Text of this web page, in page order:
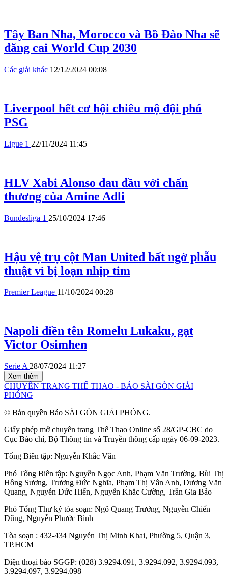
Tây Ban Nha, Morocco và Bồ Đào Nha sẽ
đăng cai World Cup 2030
Các giải khác 12/12/2024 00:08
Liverpool hết cơ hội chiêu mộ đội phó
PSG
Ligue 1 22/11/2024 11:45
HLV Xabi Alonso đau đầu với chấn
thương của Amine Adli
Bundesliga 1 25/10/2024 17:46
Hậu vệ trụ cột Man United bất ngờ phẫu
thuật vì bị loạn nhịp tim
Premier League 11/10/2024 00:28
Napoli điền tên Romelu Lukaku, gạt
Victor Osimhen
Serie A 28/07/2024 11:27
Xem thêm
CHUYÊN TRANG THỂ THAO - BÁO SÀI GÒN GIẢI
PHÓNG
© Bản quyền Báo SÀI GÒN GIẢI PHÓNG.
Giấy phép mở chuyên trang Thể Thao Online số 28/GP-CBC do
Cục Báo chí, Bộ Thông tin và Truyền thông cấp ngày 06-09-2023.
Tổng Biên tập: Nguyễn Khắc Văn
Phó Tổng Biên tập: Nguyễn Ngọc Anh, Phạm Văn Trường, Bùi Thị
Hồng Sương, Trương Đức Nghĩa, Phạm Thị Vân Anh, Dương Văn
Quang, Nguyễn Đức Hiển, Nguyễn Khắc Cường, Trần Gia Bảo
Phó Tổng Thư ký tòa soạn: Ngô Quang Trưởng, Nguyễn Chiến
Dũng, Nguyễn Phước Bình
Tòa soạn : 432-434 Nguyễn Thị Minh Khai, Phường 5, Quận 3,
TP.HCM
Điện thoại báo SGGP: (028) 3.9294.091, 3.9294.092, 3.9294.093,
3.9294.097, 3.9294.098